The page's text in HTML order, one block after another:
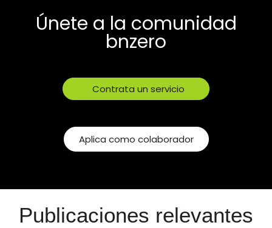
Únete a la comunidad
bnzero
Contrata un servicio
Aplica como colaborador
Publicaciones relevantes